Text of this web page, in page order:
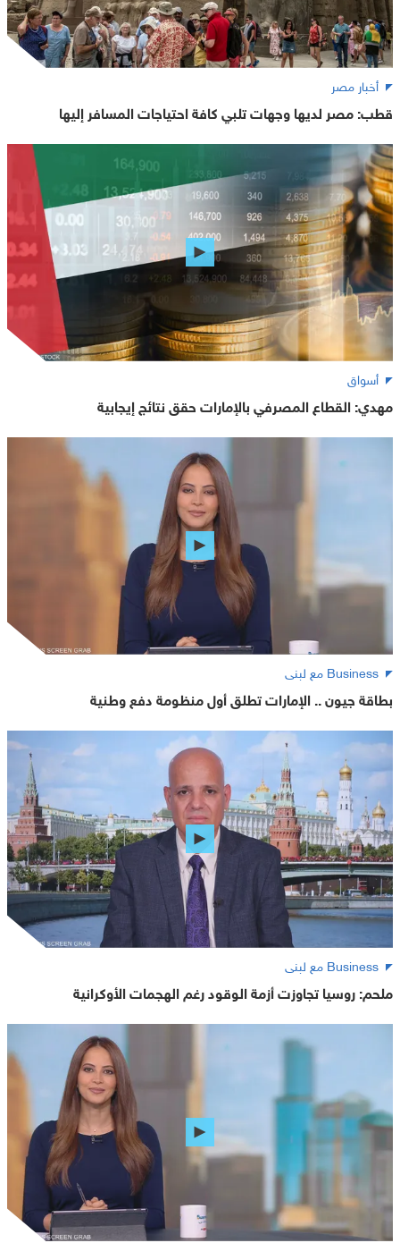
أخبار مصر
قطب: مصر لديها وجهات تلبي كافة احتياجات المسافر إليها
أسواق
مهدي: القطاع المصرفي بالإمارات حقق نتائج إيجابية
Business مع لبنى
بطاقة جيون .. الإمارات تطلق أول منظومة دفع وطنية
Business مع لبنى
ملحم: روسيا تجاوزت أزمة الوقود رغم الهجمات الأوكرانية